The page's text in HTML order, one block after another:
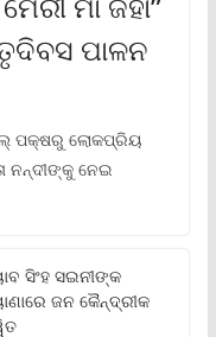
ପାଳନ
ପକ୍ଷରୁ ଲୋକପ୍ରିୟ
ନନ୍ଦୀଙ୍କୁ ନେଇ
ସିଂହ ସଇନୀଙ୍କ
ଜନ କୈନ୍ଦ୍ରୀକ